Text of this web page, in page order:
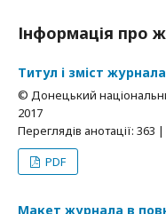
Інформація про
Титул і зміст
© Донецький
2017
Переглядів анотації: 363
PDF
Макет журнала в